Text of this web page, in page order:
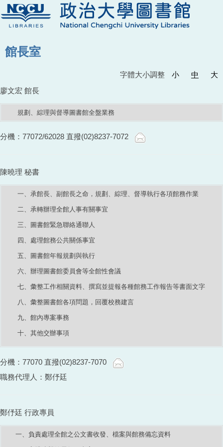
館長室
字體大小調整 小 中
大
廖文宏 館長
規劃、綜理與督導圖書館全盤業務
分機：77072/62028 直撥(02)8237-7072
陳曉理 秘書
一、承館長、副館長之命，規劃、綜理、督導執行各項館務作業
二、承轉辦理全館人事有關事宜
三、圖書館緊急聯絡通聯人
四、處理館務公共關係事宜
五、圖書館年報規劃與執行
六、辦理圖書館委員會等全館性會議
七、彙整工作相關資料、撰寫並提報各種館務工作報告等書面文字
八、彙整圖書館各項問題，回覆校務建言
九、館內專案事務
十、其他交辦事項
分機：77070 直撥(02)8237-7070
職務代理人：鄭伃廷
鄭伃廷 行政專員
一、負責處理全館之公文書收發、檔案與館務備忘資料